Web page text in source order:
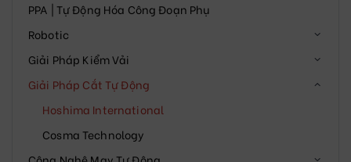
PPA | Tự Động Hóa Công Đoạn Phụ
Robotic
Giải Pháp Kiểm Vải
Giải Pháp Cắt Tự Động
Hoshima International
Cosma Technology